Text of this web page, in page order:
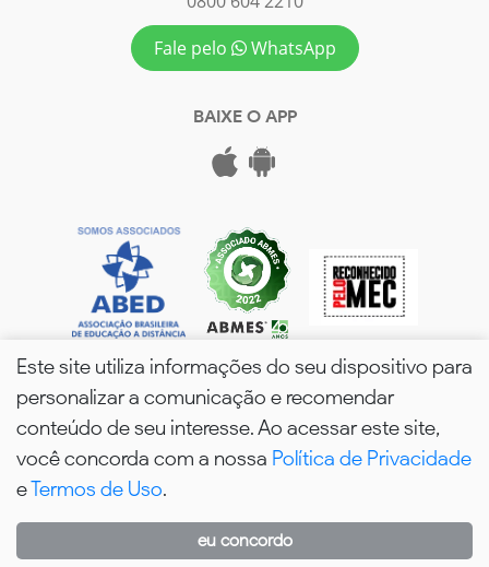
Fale pelo
WhatsApp
BAIXE O APP
wPós - 2026. Todos os Direitos Reservados.
WhatsApp
Este site utiliza informações do seu dispositivo para
personalizar a comunicação e recomendar
conteúdo de seu interesse. Ao acessar este site,
você concorda com a nossa Política de Privacidade
eTermos de Uso.
eu concordo